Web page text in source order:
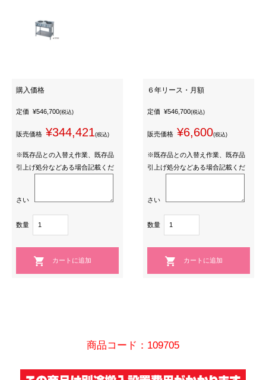
購入価格
定価 ¥546,700(税込)
販売価格 ¥344,421(税込)
※既存品との入替え作業、既存品
引上げ処分などある場合記載くだ
さい
数量
６年リース・月額
定価 ¥546,700(税込)
販売価格 ¥6,600(税込)
※既存品との入替え作業、既存品
引上げ処分などある場合記載くだ
さい
数量
商品コード：109705